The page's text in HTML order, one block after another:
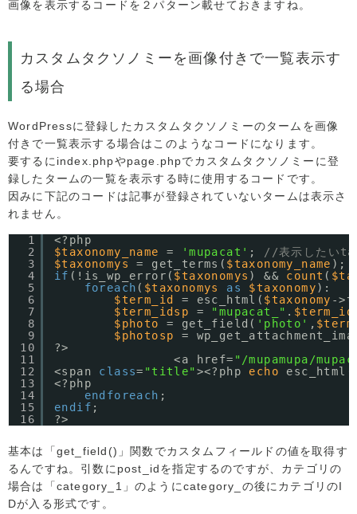
画像を表示するコードを２パターン載せておきますね。
カスタムタクソノミーを画像付きで一覧表示す
る場合
WordPressに登録したカスタムタクソノミーのタームを画像
付きで一覧表示する場合はこのようなコードになります。
要するにindex.phpやpage.phpでカスタムタクソノミーに登
録したタームの一覧を表示する時に使用するコードです。
因みに下記のコードは記事が登録されていないタームは表示さ
れません。
1
2
3
4
5
6
7
8
9
10
11
12
13
14
15
16
<?php
$taxonomy_name
= 'mupacat' ;
//表示したい
$taxonomys
= get_terms( $taxonomy_name );
if (!is_wp_error( $taxonomys ) && count (
foreach ( $taxonomys as $taxonomy):
$term_id
= esc_html( $taxonomy -
$term_idsp
= "mupacat_" . $term_id
$photo
= get_field( 'photo' ,
$photosp
=
?>
<a href= "/mupamupa/
<span class= "title"><?php echo esc_html(
<?php
endforeach ;
endif ;
?>
基本は「get_field()」関数でカスタムフィールドの値を取得す
るんですね。引数にpost_idを指定するのですが、カテゴリの
場合は「category_1」のようにcategory_の後にカテゴリのI
Dが入る形式です。